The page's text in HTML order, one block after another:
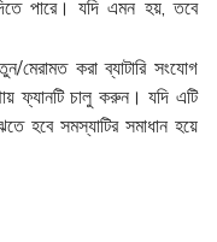
পারে। যদি এমন হয়, তবে
মেরামত করা ব্যাটারি সংযোগ
ফ্যানটি চালু করুন। যদি এটি
হবে সমস্যাটির সমাধান হয়ে